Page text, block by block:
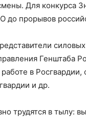
Для конкурса
до прорывов
Генштаба
в
и др.
трудятся в тылу: